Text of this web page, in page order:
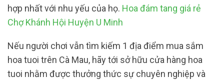
hợp nhất với nhu yếu của họ. Hoa đám tang giá rẻ
Chợ Khánh Hội Huyện U Minh
Nếu người chơi vẫn tìm kiếm 1 địa điểm mua sắm
hoa tuoi trên Cà Mau, hãy tới sở hữu cửa hàng hoa
tuoi nhằm được thưởng thức sự chuyên nghiệp và